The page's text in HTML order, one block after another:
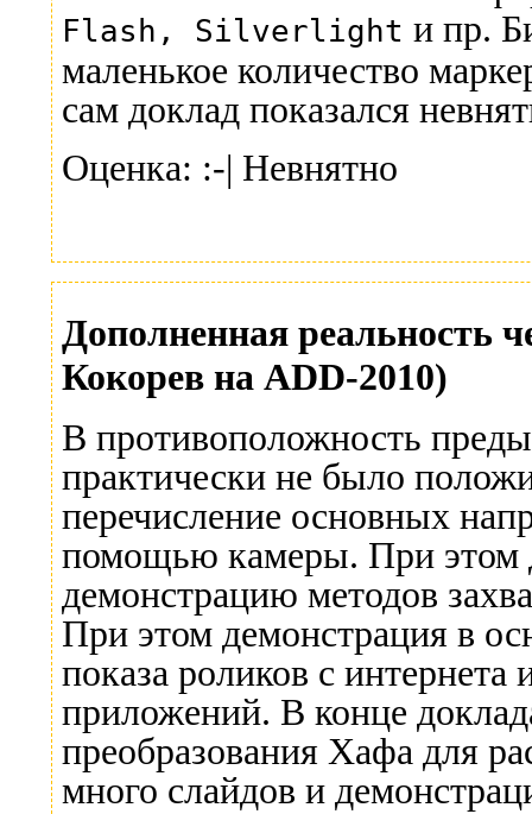
Flash, Silverlight и пр.
маленькое количество
сам доклад показался
Оценка: :-| Невнятно
Дополненная реальность
Кокорев на ADD-2010)
В противоположность
практически не было
перечисление основных
помощью камеры. При этом
демонстрацию методов
При этом демонстрация в
показа роликов с
приложений. В конце
преобразования Хафа для
много слайдов и